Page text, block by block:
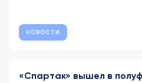
НОВОСТИ
«Спартак» вышел в